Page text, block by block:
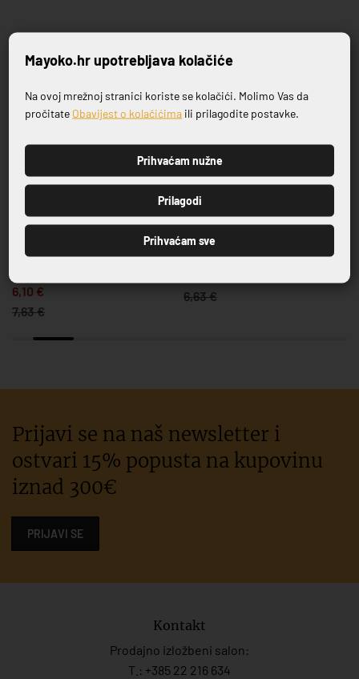
Povezani proizvodi
-20%
SERIJA CASA BLUE
TANJUR PLITKI CASA BLUE
6,10 €
7,63 €
-20%
SERIJA SALDA
TANJUR PLITKI SALDA 21 CM
6,63 €
Prijavi se na naš newsletter i
ostvari 15% popusta na kupovinu
iznad 300€
PRIJAVI SE
Kontakt
Prodajno izložbeni salon:
T.: +385 22 216 634
Prijavite se na naš newsletter
PRIJAVI SE
Mayoko.hr upotrebljava kolačiće
Na ovoj mrežnoj stranici koriste se kolačići. Molimo Vas da
pročitate Obavijest o kolačićima ili prilagodite postavke.
Prihvaćam nužne
Prilagodi
Prihvaćam sve